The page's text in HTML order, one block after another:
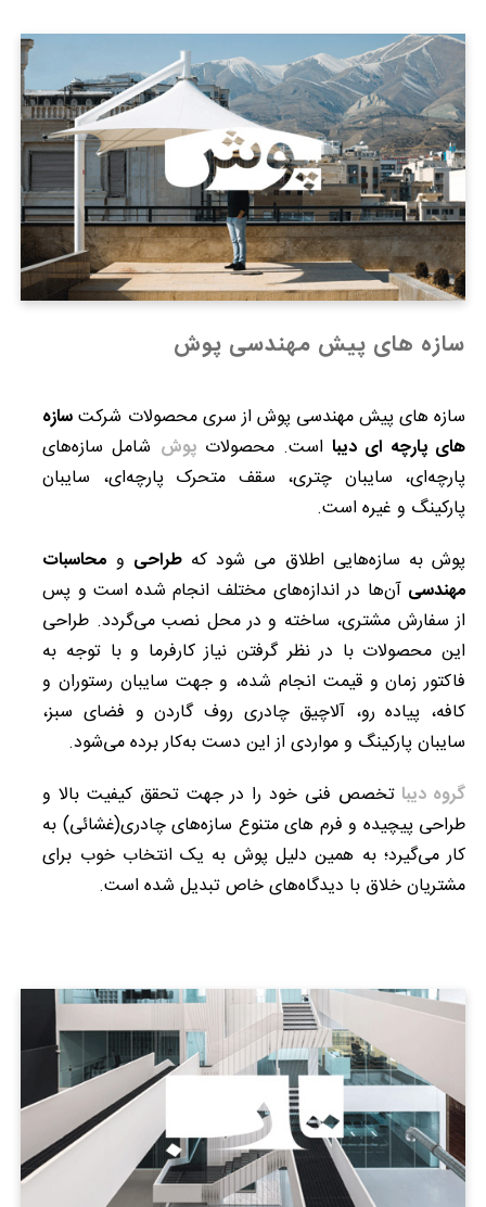
سازه های پیش مهندسی پوش
سازه های پیش مهندسی پوش از سری محصولات شرکتسازه
های پارچه ای دیبا است. محصولاتپوش شامل سازه‌های
پارچه‌ای، سایبان چتری، سقف متحرک پارچه‌ای، سایبان
پارکینگ و غیره است.
پوش به سازه‌هایی اطلاق می شود کهطراحی و محاسبات
مهندسی آن‌ها در اندازه‌های مختلف انجام شده است و پس
از سفارش مشتری، ساخته و در محل نصب می‏‌گردد. طراحی
این محصولات با در نظر گرفتن نیاز کارفرما و با توجه به
فاکتور زمان و قیمت انجام شده، و جهت سایبان رستوران و
کافه، پیاده رو، آلاچیق چادری روف گاردن و فضای سبز،
سایبان پارکینگ و مواردی از این دست به‌کار برده می‌شود.
گروه دیبا تخصص فنی خود را در جهت تحقق کیفیت بالا و
طراحی پیچیده و فرم های متنوع سازه‌های چادری(غشائی) به
کار می‌گیرد؛ به همین دلیل پوش به یک انتخاب خوب برای
مشتریان خلاق با دیدگاه‌های خاص تبدیل شده است.